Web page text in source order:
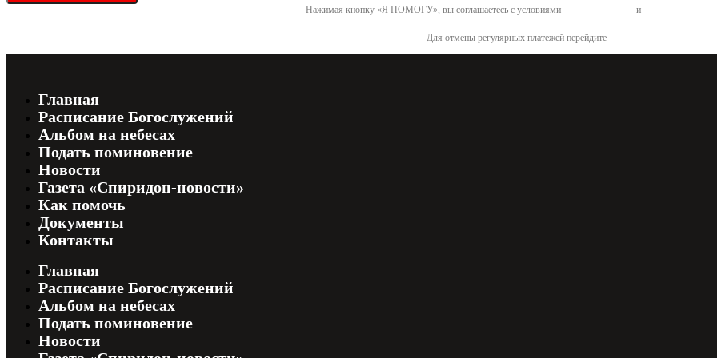
Нажимая кнопку «Я ПОМОГУ», вы соглашаетесь с условиями и
Для отмены регулярных платежей перейдите
Главная
Расписание Богослужений
Альбом на небесах
Подать поминовение
Новости
Газета «Спиридон-новости»
Как помочь
Документы
Контакты
Главная
Расписание Богослужений
Альбом на небесах
Подать поминовение
Новости